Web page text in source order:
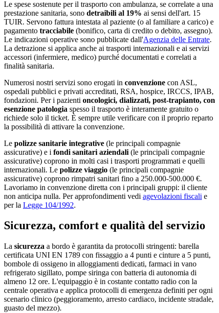
Le spese sostenute per il trasporto con ambulanza, se correlate a una
prestazione sanitaria, sono detraibili al 19% ai sensi dell'art. 15
TUIR. Servono fattura intestata al paziente (o al familiare a carico) e
pagamento tracciabile (bonifico, carta di credito o debito, assegno).
Le indicazioni operative sono pubblicate dall'Agenzia delle Entrate.
La detrazione si applica anche ai trasporti internazionali e ai servizi
accessori (infermiere, medico) purché documentati e correlati a
finalità sanitaria.
Numerosi nostri servizi sono erogati in convenzione con ASL,
ospedali pubblici e privati accreditati, RSA, hospice, IRCCS, IPAB,
fondazioni. Per i pazienti oncologici, dializzati, post-trapianto, con
esenzione patologia spesso il trasporto è interamente gratuito o
richiede solo il ticket. È sempre utile verificare con il proprio reparto
la possibilità di attivare la convenzione.
Le polizze sanitarie integrative (le principali compagnie
assicurative) e i fondi sanitari aziendali (le principali compagnie
assicurative) coprono in molti casi i trasporti programmati e quelli
internazionali. Le polizze viaggio (le principali compagnie
assicurative) coprono rimpatri sanitari fino a 250.000-500.000 €.
Lavoriamo in convenzione diretta con i principali gruppi: il cliente
non anticipa nulla. Per approfondimenti vedi agevolazioni fiscali e
per la Legge 104/1992.
Sicurezza, comfort e qualità del servizio
La sicurezza a bordo è garantita da protocolli stringenti: barella
certificata UNI EN 1789 con fissaggio a 4 punti e cinture a 5 punti,
bombole di ossigeno in alloggiamenti dedicati, farmaci in vano
refrigerato sigillato, pompe siringa con batteria di autonomia di
almeno 12 ore. L'equipaggio è in costante contatto radio con la
centrale operativa e applica protocolli di emergenza definiti per ogni
scenario clinico (peggioramento, arresto cardiaco, incidente stradale,
guasto del mezzo).